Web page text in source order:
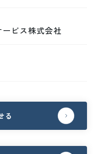
ビス株式会社
る